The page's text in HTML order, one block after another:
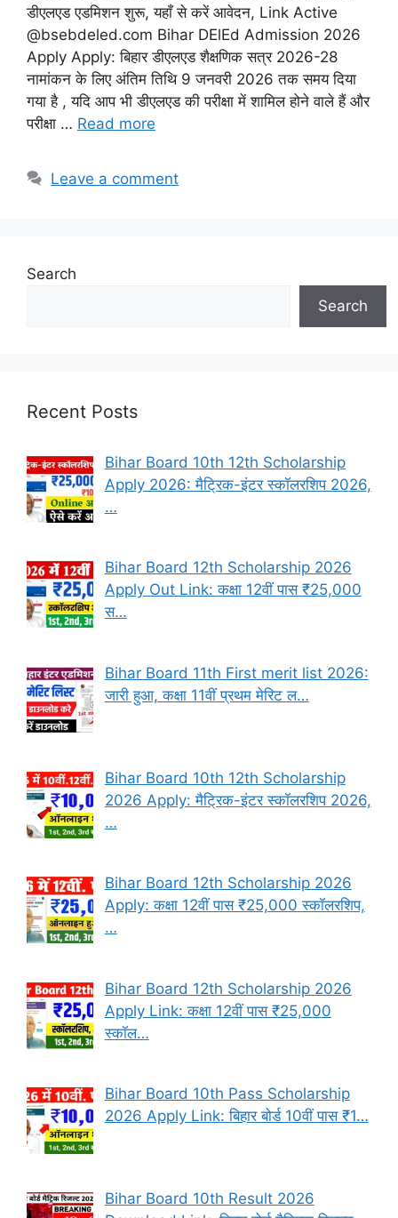
डीएलएड एडमिशन शुरू, यहाँ से करें आवेदन, Link Active
@bsebdeled.com Bihar DElEd Admission 2026
Apply Apply: बिहार डीएलएड शैक्षणिक सत्र 2026-28
नामांकन के लिए अंतिम तिथि 9 जनवरी 2026 तक समय दिया
गया है , यदि आप भी डीएलएड की परीक्षा में शामिल होने वाले हैं और
परीक्षा … Read more
Leave a comment
Search
Search
Recent Posts
Bihar Board 10th 12th Scholarship
Apply 2026: मैट्रिक-इंटर स्कॉलरशिप 2026,
…
Bihar Board 12th Scholarship 2026
Apply Out Link: कक्षा 12वीं पास ₹25,000
स…
Bihar Board 11th First merit list 2026:
जारी हुआ, कक्षा 11वीं प्रथम मेरिट ल…
Bihar Board 10th 12th Scholarship
2026 Apply: मैट्रिक-इंटर स्कॉलरशिप 2026,
…
Bihar Board 12th Scholarship 2026
Apply: कक्षा 12वीं पास ₹25,000 स्कॉलरशिप,
…
Bihar Board 12th Scholarship 2026
Apply Link: कक्षा 12वीं पास ₹25,000
स्कॉल…
Bihar Board 10th Pass Scholarship
2026 Apply Link: बिहार बोर्ड 10वीं पास ₹1…
Bihar Board 10th Result 2026